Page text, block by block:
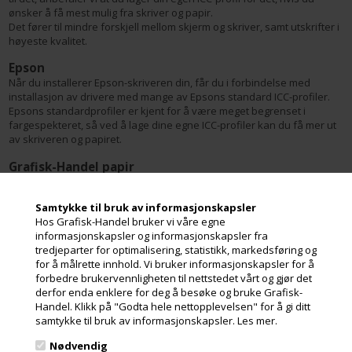
Samtykke til bruk av informasjonskapsler
Hos Grafisk-Handel bruker vi våre egne
informasjonskapsler og informasjonskapsler fra
tredjeparter for optimalisering, statistikk, markedsføring og
for å målrette innhold. Vi bruker informasjonskapsler for å
forbedre brukervennligheten til nettstedet vårt og gjør det
derfor enda enklere for deg å besøke og bruke Grafisk-
Handel. Klikk på "Godta hele nettopplevelsen" for å gi ditt
samtykke til bruk av informasjonskapsler. Les mer.
Nødvendig
ønsker å få mest mulig fra skriver og papir.
Det fører til mindre forskjell mellom skjerm og skriver, samt utskrifter i
høyeste kvalitet.
Epson
Når du installerer Epson-skriveren din, får du i forbindelse med
installasjon av drivere med mange av Epsons standard ICC-profiler.
Epsons standardprofiler er kjent for å være meget begrenset i
fargespekteret, så ved å lage dine egne ICC-profiler kan du få mer ut
av skriveren og papiret.
Grafisk-Handel papir
Det har vi valgt å ikke gjøre fordi vi gjerne vil at folk skal lage sin egen
profil for å få de flotteste utskriftene.
Canson
Akkurat som Hahnemühle, er Canson en av de store aktørene innen
trykking av Fine Art.
Derfor har de også laget noen gode standard ICC-profiler.
Du kan laste dem ned her: